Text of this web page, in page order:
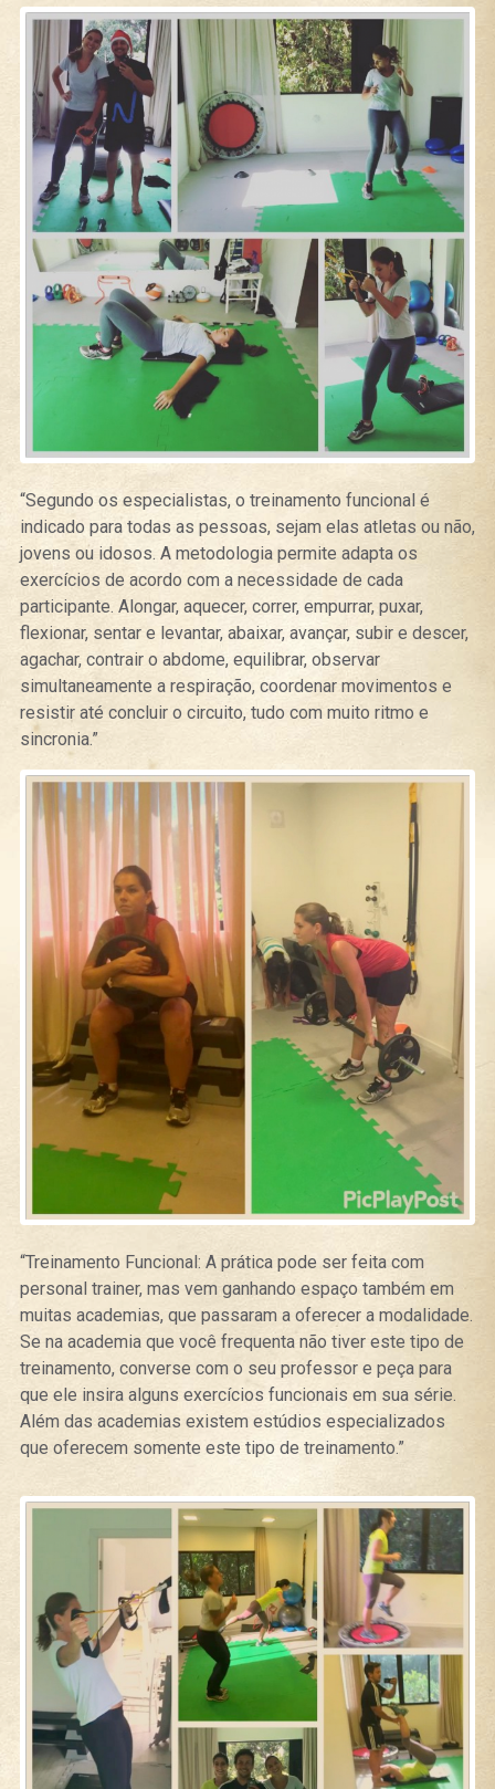
“Segundo os especialistas, o treinamento funcional é
indicado para todas as pessoas, sejam elas atletas ou não,
jovens ou idosos. A metodologia permite adapta os
exercícios de acordo com a necessidade de cada
participante. Alongar, aquecer, correr, empurrar, puxar,
flexionar, sentar e levantar, abaixar, avançar, subir e descer,
agachar, contrair o abdome, equilibrar, observar
simultaneamente a respiração, coordenar movimentos e
resistir até concluir o circuito, tudo com muito ritmo e
sincronia.”
“Treinamento Funcional: A prática pode ser feita com
personal trainer, mas vem ganhando espaço também em
muitas academias, que passaram a oferecer a modalidade.
Se na academia que você frequenta não tiver este tipo de
treinamento, converse com o seu professor e peça para
que ele insira alguns exercícios funcionais em sua série.
Além das academias existem estúdios especializados
que oferecem somente este tipo de treinamento.”